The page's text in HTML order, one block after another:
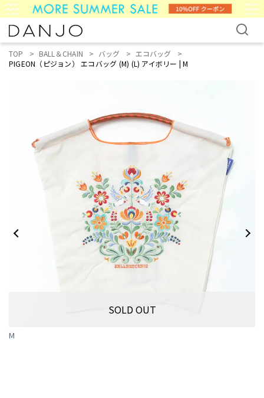
TOP BALL＆CHAIN バッグ
エコバッグ
PIGEON（ピジョン） エコバッグ (M) (L) アイボリー | M
SOLD OUT
M